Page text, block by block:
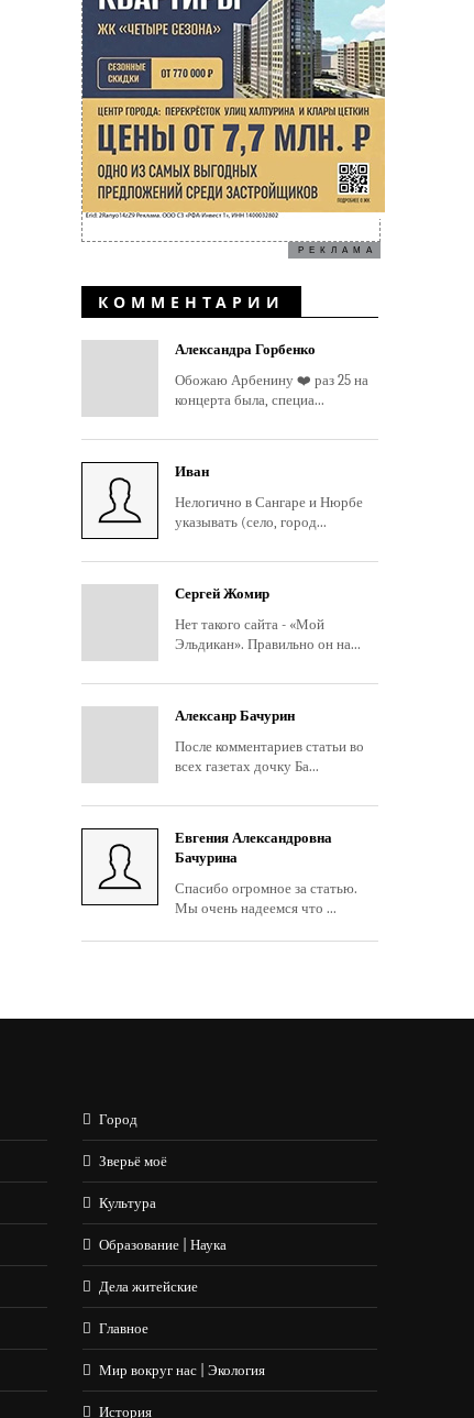
РЕКЛАМА
КОММЕНТАРИИ
Александра Горбенко
Обожаю Арбенину ❤️ раз 25 на
концерта была, специа...
Иван
Нелогично в Сангаре и Нюрбе
указывать (село, город...
Сергей Жомир
Нет такого сайта - «Мой
Эльдикан». Правильно он на...
Алексанр Бачурин
После комментариев статьи во
всех газетах дочку Ба...
Евгения Александровна
Бачурина
Спасибо огромное за статью.
Мы очень надеемся что ...
Город
Зверьё моё
Культура
Образование | Наука
Дела житейские
Главное
Мир вокруг нас | Экология
История